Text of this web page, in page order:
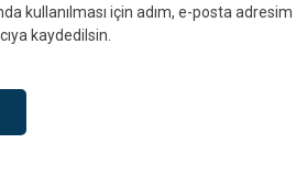
kullanılması için adım, e-posta adresim
kaydedilsin.